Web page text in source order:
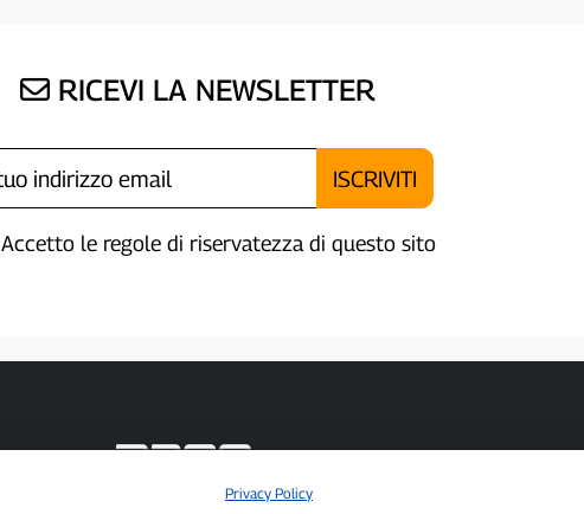
RICEVI LA NEWSLETTER
Accetto le regole di riservatezza di questo sito
Privacy Policy